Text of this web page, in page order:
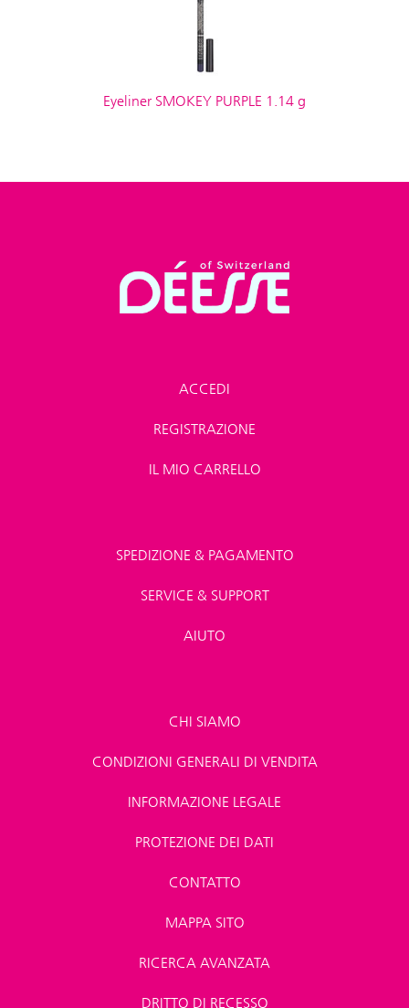
Eyeliner SMOKEY PURPLE 1.14 g
ACCEDI
REGISTRAZIONE
IL MIO CARRELLO
SPEDIZIONE & PAGAMENTO
SERVICE & SUPPORT
AIUTO
CHI SIAMO
CONDIZIONI GENERALI DI VENDITA
INFORMAZIONE LEGALE
PROTEZIONE DEI DATI
CONTATTO
MAPPA SITO
RICERCA AVANZATA
DRITTO DI RECESSO